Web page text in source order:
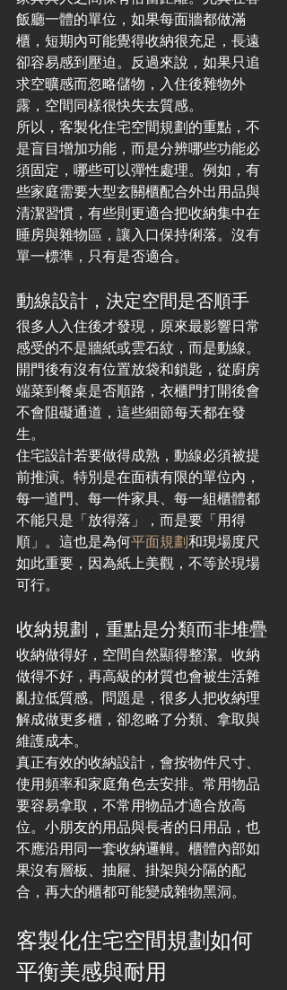
飯廳一體的單位，如果每面牆都做滿
櫃，短期內可能覺得收納很充足，長遠
卻容易感到壓迫。反過來說，如果只追
求空曠感而忽略儲物，入住後雜物外
露，空間同樣很快失去質感。
所以，客製化住宅空間規劃的重點，不
是盲目增加功能，而是分辨哪些功能必
須固定，哪些可以彈性處理。例如，有
些家庭需要大型玄關櫃配合外出用品與
清潔習慣，有些則更適合把收納集中在
睡房與雜物區，讓入口保持俐落。沒有
單一標準，只有是否適合。
動線設計，決定空間是否順手
很多人入住後才發現，原來最影響日常
感受的不是牆紙或雲石紋，而是動線。
開門後有沒有位置放袋和鎖匙，從廚房
端菜到餐桌是否順路，衣櫃門打開後會
不會阻礙通道，這些細節每天都在發
生。
住宅設計若要做得成熟，動線必須被提
前推演。特別是在面積有限的單位內，
每一道門、每一件家具、每一組櫃體都
不能只是「放得落」，而是要「用得
順」。這也是為何平面規劃和現場度尺
如此重要，因為紙上美觀，不等於現場
可行。
收納規劃，重點是分類而非堆疊
收納做得好，空間自然顯得整潔。收納
做得不好，再高級的材質也會被生活雜
亂拉低質感。問題是，很多人把收納理
解成做更多櫃，卻忽略了分類、拿取與
維護成本。
真正有效的收納設計，會按物件尺寸、
使用頻率和家庭角色去安排。常用物品
要容易拿取，不常用物品才適合放高
位。小朋友的用品與長者的日用品，也
不應沿用同一套收納邏輯。櫃體內部如
果沒有層板、抽屜、掛架與分隔的配
合，再大的櫃都可能變成雜物黑洞。
客製化住宅空間規劃如何
平衡美感與耐用